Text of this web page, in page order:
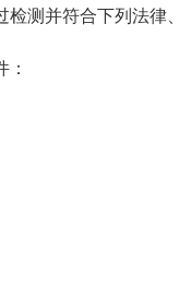
测并符合下列法律